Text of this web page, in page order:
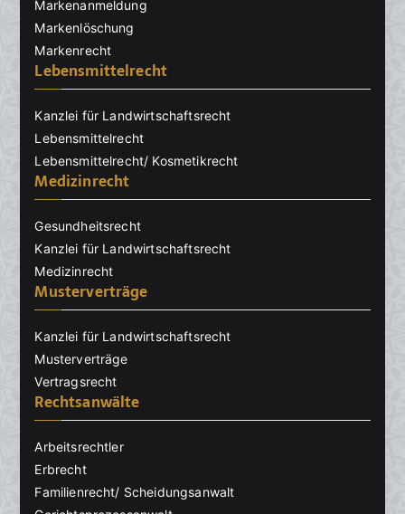
Markenanmeldung
Markenlöschung
Markenrecht
Lebensmittelrecht
Kanzlei für Landwirtschaftsrecht
Lebensmittelrecht
Lebensmittelrecht/ Kosmetikrecht
Medizinrecht
Gesundheitsrecht
Kanzlei für Landwirtschaftsrecht
Medizinrecht
Musterverträge
Kanzlei für Landwirtschaftsrecht
Musterverträge
Vertragsrecht
Rechtsanwälte
Arbeitsrechtler
Erbrecht
Familienrecht/ Scheidungsanwalt